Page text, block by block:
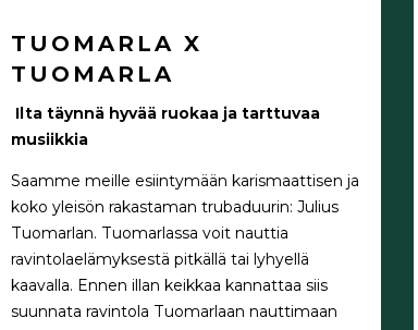
TUOMARLA X
TUOMARLA
Ilta täynnä hyvää ruokaa ja tarttuvaa
musiikkia
Saamme meille esiintymään karismaattisen ja
koko yleisön rakastaman trubaduurin: Julius
Tuomarlan. Tuomarlassa voit nauttia
ravintolaelämyksestä pitkällä tai lyhyellä
kaavalla. Ennen illan keikkaa kannattaa siis
suunnata ravintola Tuomarlaan nauttimaan